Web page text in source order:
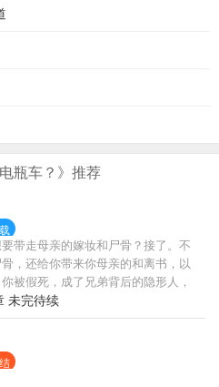
瓶车？》推荐
带走母亲的嫁妆和尸骨？接了。不
，还给你带来你母亲的和离书，以
被假死，成了兄弟背后的隐形人，
生活？接了。不止让你重新有名有
有家产，尽展抱负。你要救婆婆脱
止让你婆婆重生，还让你们有依有
为女子行方便之事，接受女子委
爬回来的兰烬，以‘逢灯’立足于世。
未完待续